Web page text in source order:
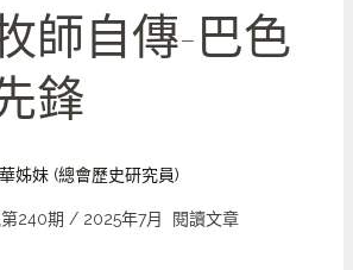
師自傳-巴色
鋒
姊妹 (總會歷史研究員)
240期 / 2025年7月 閱讀文章